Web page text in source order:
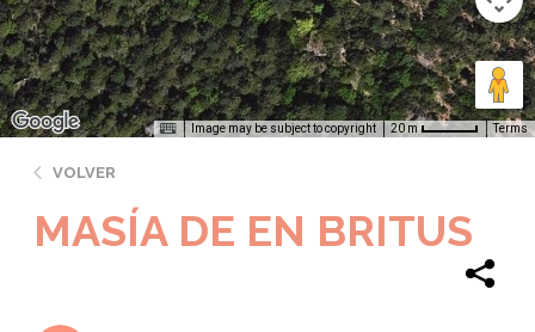
Image may be subject to copyright 20 m Terms
VOLVER
MASÍA DE EN BRITUS